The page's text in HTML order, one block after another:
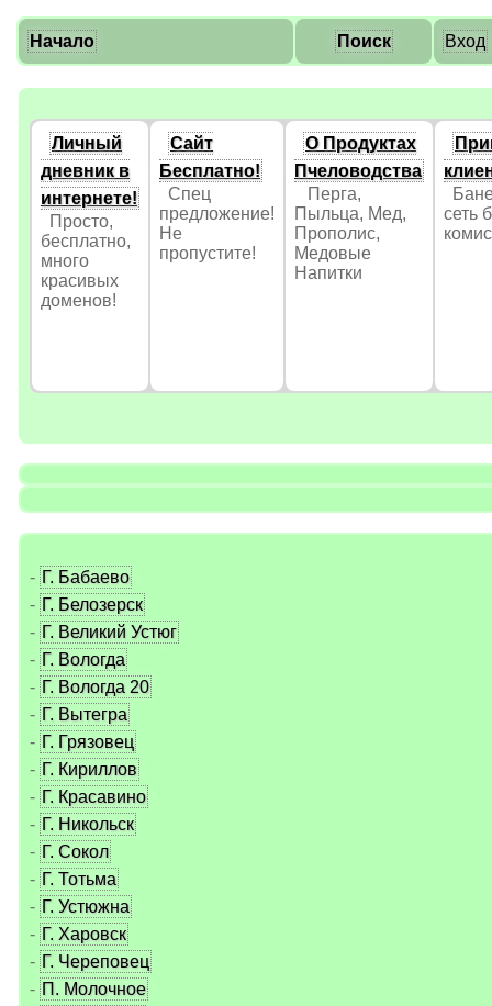
Начало Поиск Вход
Личный
дневник в
интернете!
Просто,
бесплатно,
много
красивых
доменов!
Сайт
Бесплатно!
Спец
предложение!
Не
пропустите!
О Продуктах
Пчеловодства
Перга,
Пыльца, Мед,
Прополис,
Медовые
Напитки
сеть
- Г. Бабаево
- Г. Белозерск
- Г. Великий Устюг
- Г. Вологда
- Г. Вологда 20
- Г. Вытегра
- Г. Грязовец
- Г. Кириллов
- Г. Красавино
- Г. Никольск
- Г. Сокол
- Г. Тотьма
- Г. Устюжна
- Г. Харовск
- Г. Череповец
- П. Молочное